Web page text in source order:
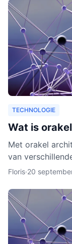
TECHNOLOGIE
Wat is
Met orakel
van
activiteiten in
Floris·20